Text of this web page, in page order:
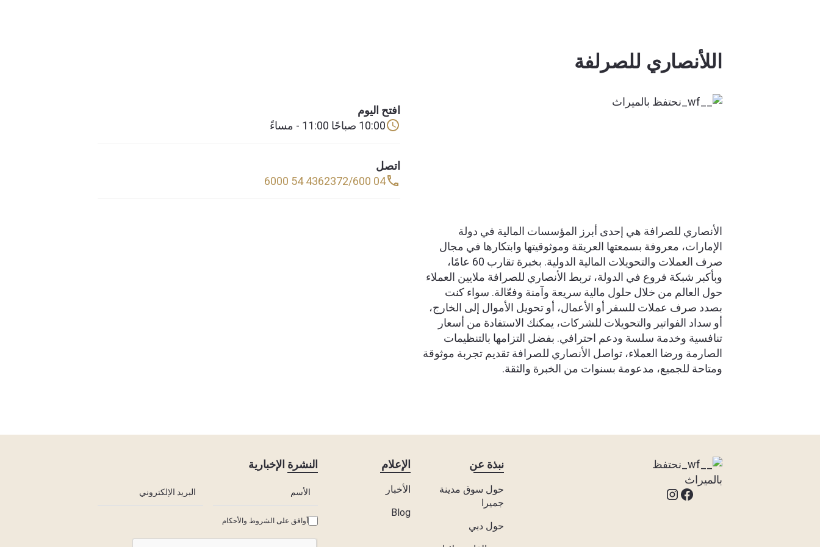
اللأنصاري للصرلفة
الأنصاري للصرافة هي إحدى أبرز المؤسسات المالية في دولة
الإمارات، معروفة بسمعتها العريقة وموثوقيتها وابتكارها في مجال
صرف العملات والتحويلات المالية الدولية. بخبرة تقارب 60 عامًا،
وبأكبر شبكة فروع في الدولة، تربط الأنصاري للصرافة ملايين العملاء
حول العالم من خلال حلول مالية سريعة وآمنة وفعّالة. سواء كنت
بصدد صرف عملات للسفر أو الأعمال، أو تحويل الأموال إلى الخارج،
أو سداد الفواتير والتحويلات للشركات، يمكنك الاستفادة من أسعار
تنافسية وخدمة سلسة ودعم احترافي. بفضل التزامها بالتنظيمات
الصارمة ورضا العملاء، تواصل الأنصاري للصرافة تقديم تجربة موثوقة
ومتاحة للجميع، مدعومة بسنوات من الخبرة والثقة.
افتح اليوم
10:00 صباحًا 11:00 - مساءً
اتصل
04 4362372/600 54 6000
نبذة عن
حول سوق مدينة
جميرا
حول دبي
الإعلام
الأخبار
Blog
النشرة الإخبارية
أوافق على الشروط والأحكام